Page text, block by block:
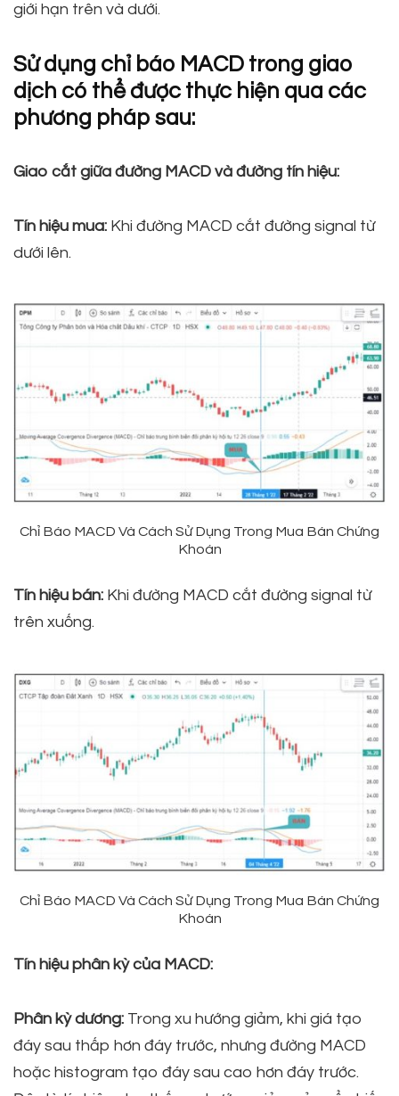
giới hạn trên và dưới.
Sử dụng chỉ báo MACD trong giao
dịch có thể được thực hiện qua các
phương pháp sau:
Giao cắt giữa đường MACD và đường tín hiệu:
Tín hiệu mua: Khi đường MACD cắt đường signal từ
dưới lên.
Chỉ Báo MACD Và Cách Sử Dụng Trong Mua Bán Chứng
Khoán
Tín hiệu bán: Khi đường MACD cắt đường signal từ
trên xuống.
Chỉ Báo MACD Và Cách Sử Dụng Trong Mua Bán Chứng
Khoán
Tín hiệu phân kỳ của MACD:
Phân kỳ dương: Trong xu hướng giảm, khi giá tạo
đáy sau thấp hơn đáy trước, nhưng đường MACD
hoặc histogram tạo đáy sau cao hơn đáy trước.